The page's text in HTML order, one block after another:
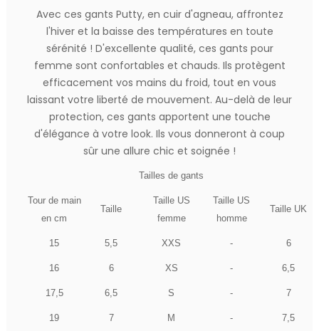
Avec ces gants Putty, en cuir d'agneau, affrontez
l'hiver et la baisse des températures en toute
sérénité ! D'excellente qualité, ces gants pour
femme sont confortables et chauds. Ils protègent
efficacement vos mains du froid, tout en vous
laissant votre liberté de mouvement. Au-delà de leur
protection, ces gants apportent une touche
d'élégance à votre look. Ils vous donneront à coup
sûr une allure chic et soignée !
Tailles de gants
Tour de main
en cm
Taille
Taille US
femme
Taille US
homme
Taille UK
15 5,5 XXS - 6
16 6 XS - 6,5
17,5 6,5 S - 7
19 7 M - 7,5